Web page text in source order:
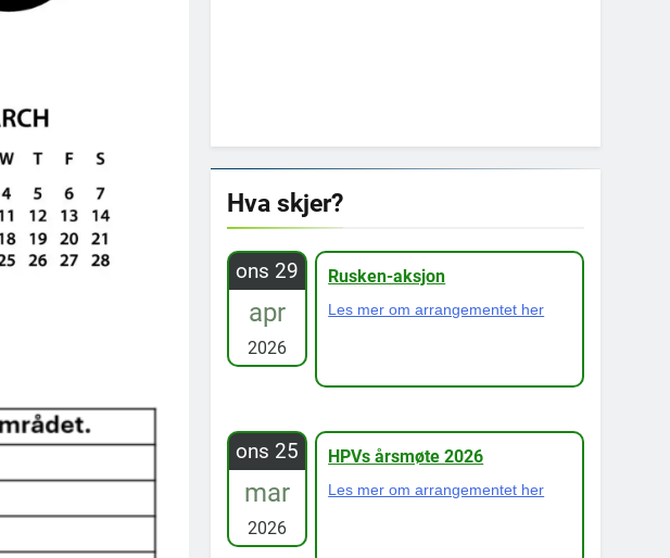
Hva skjer?
ons 29
apr
2026
Rusken-aksjon
Les mer om arrangementet her
ons 25
mar
2026
HPVs årsmøte 2026
Les mer om arrangementet her